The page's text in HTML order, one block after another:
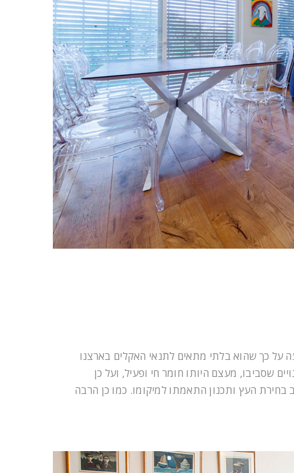
כך שהוא בלתי מתאים לתנאי האקלים בארצנו
שסביבו, מעצם היותו חומר חי ופעיל, ועל כן
העץ ותכנון התאמתו למיקומו. כמו כן הרבה